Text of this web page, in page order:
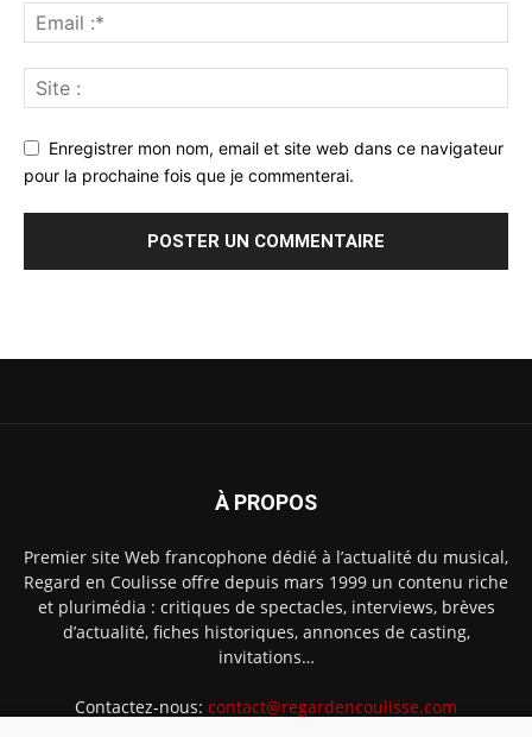
Enregistrer mon nom, email et site web dans ce navigateur
pour la prochaine fois que je commenterai.
À PROPOS
Premier site Web francophone dédié à l’actualité du musical,
Regard en Coulisse offre depuis mars 1999 un contenu riche
et plurimédia : critiques de spectacles, interviews, brèves
d’actualité, fiches historiques, annonces de casting,
invitations…
Contactez-nous: contact@regardencoulisse.com